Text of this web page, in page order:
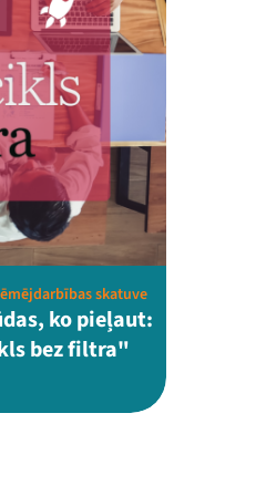
skatuve
ko pieļaut:
bez filtra"